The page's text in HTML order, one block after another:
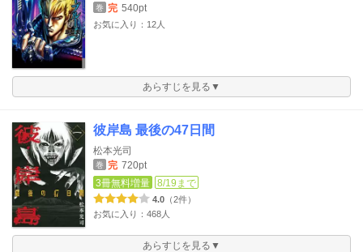
巻 完 540pt
お気に入り：12人
あらすじを見る▼
彼岸島 最後の47日間
松本光司
巻 完 720pt
3冊無料増量
8/19まで
4.0 （2件）
お気に入り：468人
あらすじを見る▼